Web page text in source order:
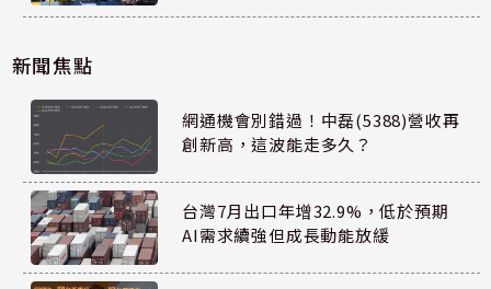
新聞焦點
網通機會別錯過！中磊(5388)營收再
創新高，這波能走多久？
台灣7月出口年增32.9%，低於預期
AI需求續強但成長動能放緩